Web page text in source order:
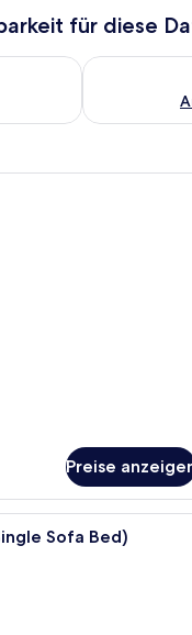
für diese
heute Nacht, Aug. 6
Überprüfe
Ein Hotelzimmer mit Bett,
Preise
Premium-Zimmer (1 King,
Sofa Bed)